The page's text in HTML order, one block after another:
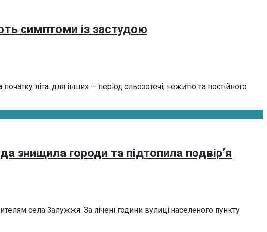
симптоми із застудою
літа, для інших — період сльозотечі, нежитю та постійного
знищила городи та підтопила подвір’я
села Залужжя. За лічені години вулиці населеного пункту